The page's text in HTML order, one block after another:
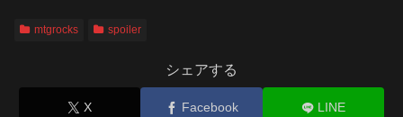
mtgrocks spoiler
シェアする
X Facebook LINE